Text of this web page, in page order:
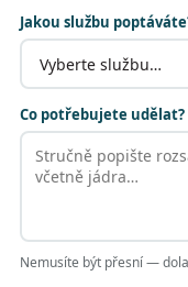
Jakou službu
Co potřebujete udělat?
Nemusíte být přesní —